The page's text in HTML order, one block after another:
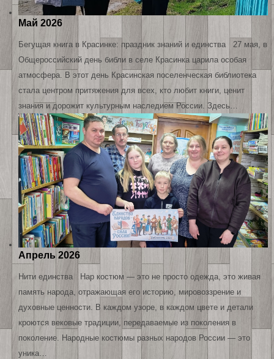
Май 2026
Бегущая книга в Красинке: праздник знаний и единства 27 мая, в
Общероссийский день библи в селе Красинка царила особая
атмосфера. В этот день Красинская поселенческая библиотека
стала центром притяжения для всех, кто любит книги, ценит
знания и дорожит культурным наследием России. Здесь…
Апрель 2026
Нити единства Нар костюм — это не просто одежда, это живая
память народа, отражающая его историю, мировоззрение и
духовные ценности. В каждом узоре, в каждом цвете и детали
кроются вековые традиции, передаваемые из поколения в
поколение. Народные костюмы разных народов России — это
уника…